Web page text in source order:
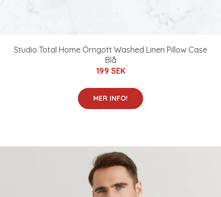
Studio Total Home Örngott Washed Linen Pillow Case
Blå
199 SEK
MER INFO!